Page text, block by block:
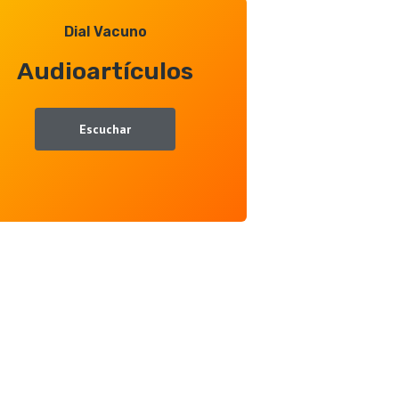
Dial Vacuno
Audioartículos
Escuchar